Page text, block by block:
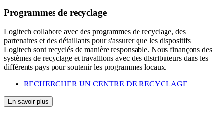
Programmes de recyclage
Logitech collabore avec des programmes de recyclage, des
partenaires et des détaillants pour s'assurer que les dispositifs
Logitech sont recyclés de manière responsable. Nous finançons des
systèmes de recyclage et travaillons avec des distributeurs dans les
différents pays pour soutenir les programmes locaux.
RECHERCHER UN CENTRE DE RECYCLAGE
En savoir plus